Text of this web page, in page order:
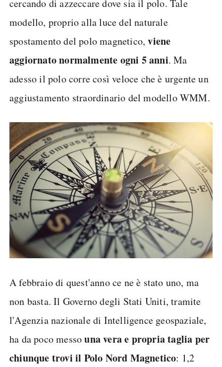
cercando di azzeccare dove sia il polo. Tale
modello, proprio alla luce del naturale
spostamento del polo magnetico,viene
aggiornato normalmente ogni 5 anni. Ma
adesso il polo corre così veloce che è urgente un
aggiustamento straordinario del modello WMM.
A febbraio di quest'anno ce ne è stato uno, ma
non basta. Il Governo degli Stati Uniti, tramite
l'Agenzia nazionale di Intelligence geospaziale,
ha da poco messouna vera e propria taglia per
chiunque trovi il Polo Nord Magnetico: 1,2